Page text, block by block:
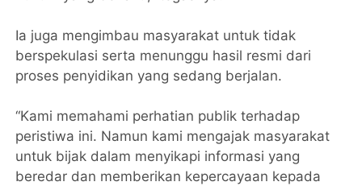
Ia juga mengimbau masyarakat untuk tidak
berspekulasi serta menunggu hasil resmi dari
proses penyidikan yang sedang berjalan.
“Kami memahami perhatian publik terhadap
peristiwa ini. Namun kami mengajak masyarakat
untuk bijak dalam menyikapi informasi yang
beredar dan memberikan kepercayaan kepada